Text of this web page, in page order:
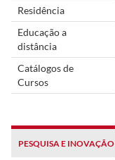
Residência
Educação a
distância
Catálogos de
Cursos
PESQUISA E INOVAÇÃO